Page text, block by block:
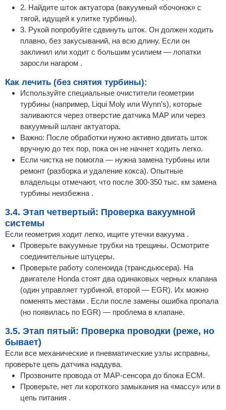
2. Найдите шток актуатора (вакуумный «бочонок» с
тягой, идущей к улитке турбины).
3. Рукой попробуйте сдвинуть шток. Он должен ходить
плавно, без закусываний, на всю длину. Если он
заклинил или ходит с большим усилием — лопатки
заросли нагаром .
Как лечить (без снятия турбины):
Используйте специальные очистители геометрии
турбины (например, Liqui Moly или Wynn’s), которые
заливаются через отверстие датчика MAP или через
вакуумный шланг актуатора.
Важно: После обработки нужно активно двигать шток
вручную до тех пор, пока он не начнет ходить легко.
Если чистка не помогла — нужна замена турбины или
ремонт (разборка и удаление кокса). Опытные
владельцы отмечают, что после 300-350 тыс. км замена
турбины неизбежна .
3.4. Этап четвертый: Проверка вакуумной
системы
Если геометрия ходит легко, ищите утечки вакуума .
Проверьте вакуумные трубки на трещины. Осмотрите
соединительные штуцеры.
Проверьте работу соленоида (трансдьюсера). На
двигателе Honda стоят два одинаковых черных клапана
(один управляет турбиной, второй — EGR). Их можно
поменять местами . Если после замены ошибка пропала
(но появилась по EGR) — проблема в клапане.
3.5. Этап пятый: Проверка проводки (реже, но
бывает)
Если все механические и пневматические узлы исправны,
проверьте цепь датчика наддува.
Прозвоните провода от MAP-сенсора до блока ECM.
Проверьте, нет ли короткого замыкания на «массу» или в
цепь питания .